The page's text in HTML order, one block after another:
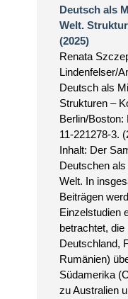
Deutsch als
Welt.
(2025)
Renata
Lindenfelser/
Deutsch als
Strukturen –
Berlin/Boston:
11-221278-3.
Inhalt: Der
Deutschen
Welt. In
Beiträgen
Einzelstudien
betrachtet,
Deutschland,
Rumänien)
Südamerika
zu Australien